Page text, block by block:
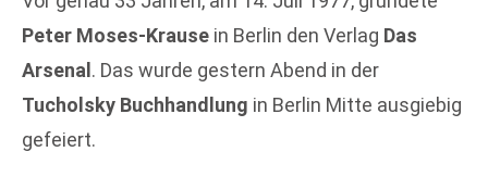
Peter Moses-Krause in Berlin den Verlag Das
Arsenal . Das wurde gestern Abend in der
Tucholsky Buchhandlung in Berlin Mitte ausgiebig
gefeiert.